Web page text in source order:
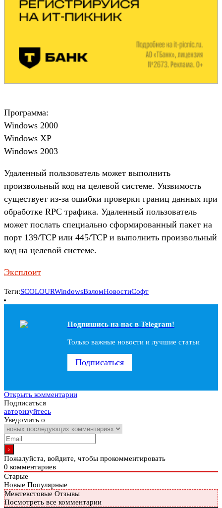
Программа:
Windows 2000
Windows XP
Windows 2003
Удаленный пользователь может выполнить
произвольный код на целевой системе. Уязвимость
существует из-за ошибки проверки границ данных при
обработке RPC трафика. Удаленный пользователь
может послать специально сформированный пакет на
порт 139/TCP или 445/TCP и выполнить произвольный
код на целевой системе.
Эксплоит
Теги:SCOLOURWindowsВзломНовостиСофт
Подпишись на наc в Telegram!
Только важные новости и лучшие статьи
Подписаться
Открыть комментарии
Подписаться
авторизуйтесь
Уведомить о
Пожалуйста, войдите, чтобы прокомментировать
0 комментариев
Старые
Новые Популярные
Межтекстовые Отзывы
Посмотреть все комментарии